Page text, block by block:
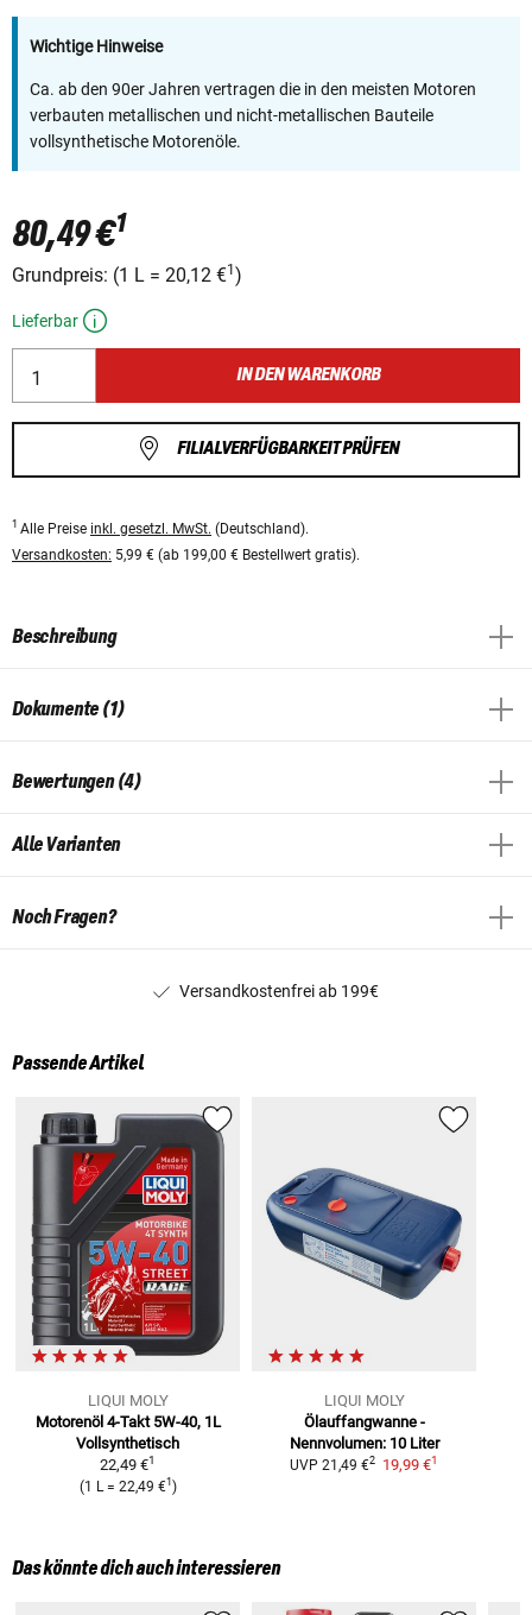
Wichtige Hinweise
Ca. ab den 90er Jahren vertragen die in den meisten Motoren
verbauten metallischen und nicht-metallischen Bauteile
vollsynthetische Motorenöle.
80,49 €1
Grundpreis: (1 L = 20,12 €1 )
Lieferbar
IN DEN WARENKORB
FILIALVERFÜGBARKEIT PRÜFEN
1 Alle Preise inkl. gesetzl. MwSt. (Deutschland).
Versandkosten: 5,99 € (ab 199,00 € Bestellwert gratis).
Beschreibung
Dokumente (1)
Bewertungen (4)
Alle Varianten
Noch Fragen?
Versandkostenfrei ab 199€
Passende Artikel
LIQUI MOLY
Motorenöl 4-Takt 5W-40, 1L
Vollsynthetisch
22,49 €1
(1 L = 22,49 €1 )
LIQUI MOLY
Ölauffangwanne -
Nennvolumen: 10 Liter
UVP 21,49 €2 19,99 €1
Das könnte dich auch interessieren